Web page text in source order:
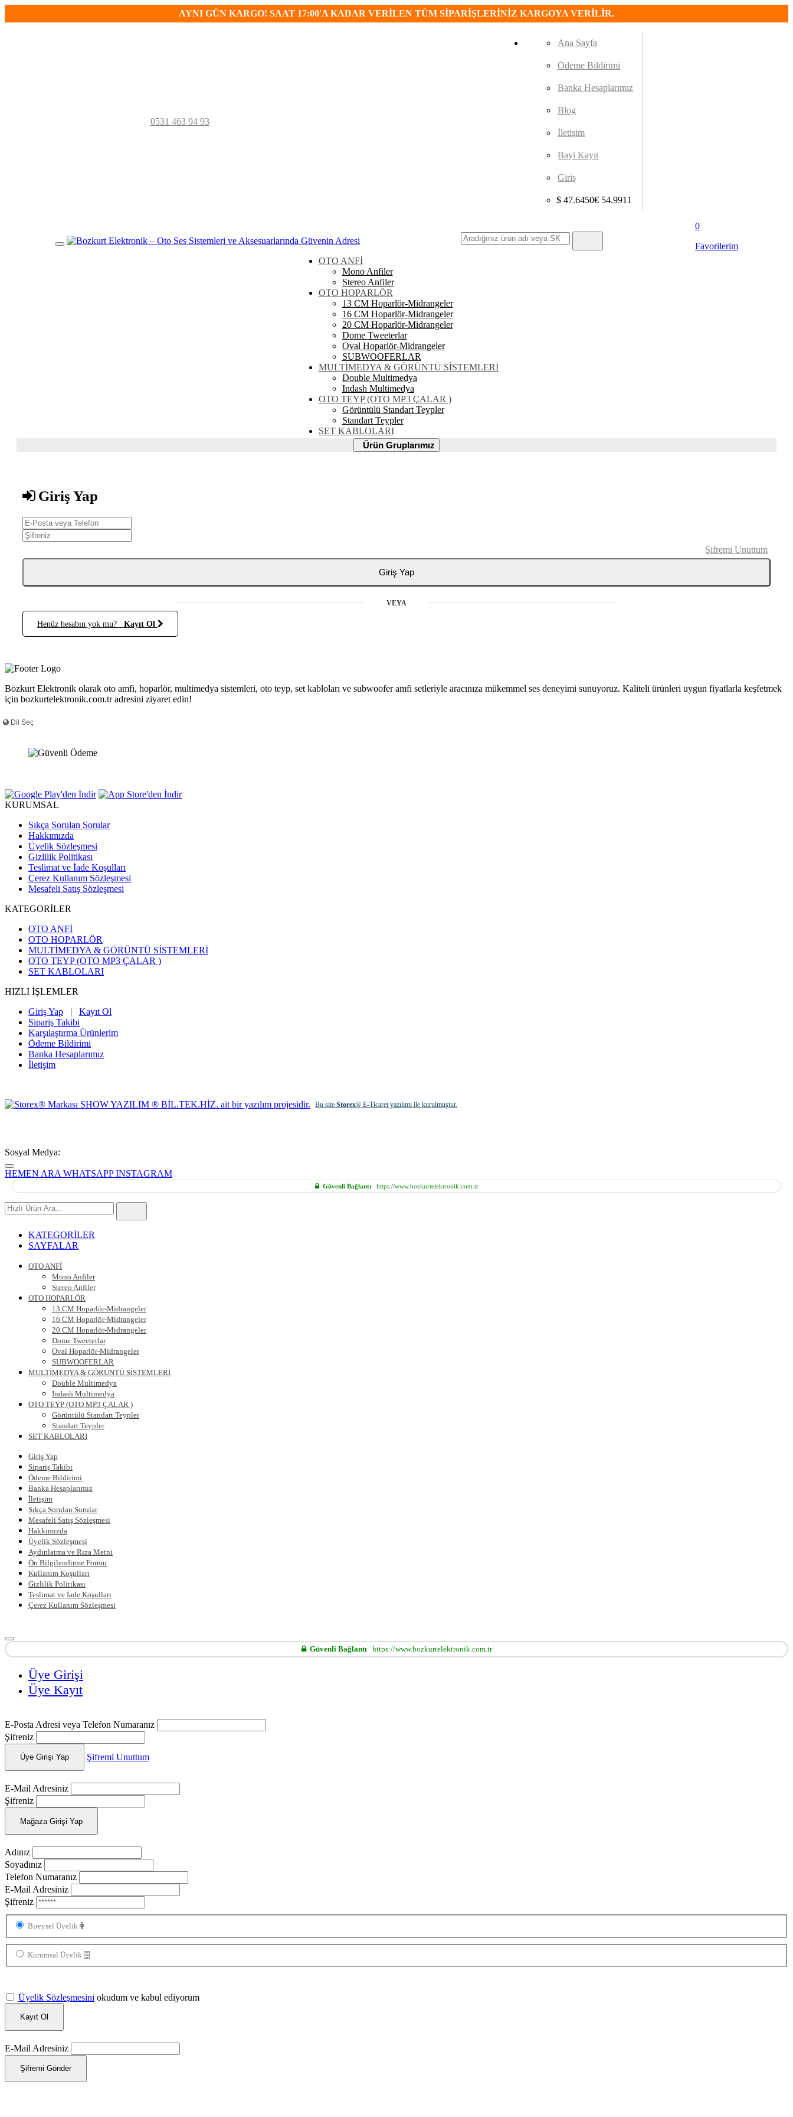
AYNI GÜN KARGO! SAAT 17:00'A KADAR VERİLEN TÜM SİPARİŞLERİNİZ KARGOYA VERİLİR.
0531 463 94 93
Ana Sayfa
Ödeme Bildirimi
Banka Hesaplarımız
Blog
İletişim
Bayi Kayıt
Giriş
$ 47.6450€ 54.9911
Mobil
Ara
0
Favorilerim
OTO ANFİ
Mono Anfiler
Stereo Anfiler
OTO HOPARLÖR
13 CM Hoparlör-Midrangeler
16 CM Hoparlör-Midrangeler
20 CM Hoparlör-Midrangeler
Dome Tweeterlar
Oval Hoparlör-Midrangeler
SUBWOOFERLAR
MULTİMEDYA & GÖRÜNTÜ SİSTEMLERİ
Double Multimedya
Indash Multimedya
OTO TEYP (OTO MP3 ÇALAR )
Görüntülü Standart Teypler
Standart Teypler
SET KABLOLARI
Ürün
Gruplarımız
Ürün Gruplarımız
Giriş Yap
Şifremi Unuttum
Giriş Yap
VEYA
Henüz hesabın yok mu? Kayıt Ol
Bozkurt Elektronik olarak oto amfi, hoparlör, multimedya sistemleri, oto teyp, set kabloları ve subwoofer amfi setleriyle aracınıza mükemmel ses deneyimi sunuyoruz. Kaliteli ürünleri uygun fiyatlarla keşfetmek
için bozkurtelektronik.com.tr adresini ziyaret edin!
KURUMSAL
Sıkça Sorulan Sorular
Hakkımızda
Üyelik Sözleşmesi
Gizlilik Politikası
Teslimat ve İade Koşulları
Çerez Kullanım Sözleşmesi
Mesafeli Satış Sözleşmesi
KATEGORİLER
OTO ANFİ
OTO HOPARLÖR
MULTİMEDYA & GÖRÜNTÜ SİSTEMLERİ
OTO TEYP (OTO MP3 ÇALAR )
SET KABLOLARI
HIZLI İŞLEMLER
Giriş Yap | Kayıt Ol
Sipariş Takibi
Karşılaştırma Ürünlerim
Ödeme Bildirimi
Banka Hesaplarımız
İletişim
Bu site Storex® E-Ticaret yazılımı ile kurulmuştur.
Sosyal Medya:
HEMEN ARA WHATSAPP INSTAGRAM
Güvenli Bağlantıhttps://www.bozkurtelektronik.com.tr
Hızlı
Ürün
KATEGORİLER
SAYFALAR
OTO ANFİ
Mono Anfiler
Stereo Anfiler
OTO HOPARLÖR
13 CM Hoparlör-Midrangeler
16 CM Hoparlör-Midrangeler
20 CM Hoparlör-Midrangeler
Dome Tweeterlar
Oval Hoparlör-Midrangeler
SUBWOOFERLAR
MULTİMEDYA & GÖRÜNTÜ SİSTEMLERİ
Double Multimedya
Indash Multimedya
OTO TEYP (OTO MP3 ÇALAR )
Görüntülü Standart Teypler
Standart Teypler
SET KABLOLARI
Giriş Yap
Sipariş Takibi
Ödeme Bildirimi
Banka Hesaplarımız
İletişim
Sıkça Sorulan Sorular
Mesafeli Satış Sözleşmesi
Hakkımızda
Üyelik Sözleşmesi
Aydınlatma ve Rıza Metni
Ön Bilgilendirme Formu
Kullanım Koşulları
Gizlilik Politikası
Teslimat ve İade Koşulları
Çerez Kullanım Sözleşmesi
Güvenli Bağlantı https://www.bozkurtelektronik.com.tr
Üye Girişi
Üye Kayıt
E-Posta Adresi veya Telefon Numaranız
Şifreniz
Üye Girişi Yap Şifremi Unuttum
E-Mail Adresiniz
Şifreniz
Mağaza Girişi Yap
Adınız
Soyadınız
Telefon Numaranız
E-Mail Adresiniz
Şifreniz
Bireysel Üyelik
Kurumsal Üyelik
Üyelik Sözleşmesini okudum ve kabul ediyorum
Kayıt Ol
E-Mail Adresiniz
Şifremi Gönder